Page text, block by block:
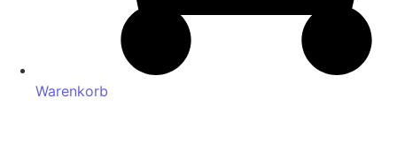
Warenkorb